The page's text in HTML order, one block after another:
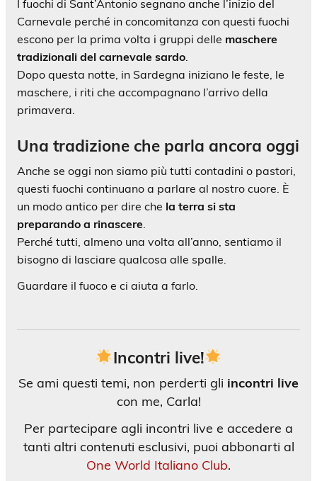
I fuochi di Sant’Antonio segnano anche l’inizio del
Carnevale perché in concomitanza con questi fuochi
escono per la prima volta i gruppi delle maschere
tradizionali del carnevale sardo.
Dopo questa notte, in Sardegna iniziano le feste, le
maschere, i riti che accompagnano l’arrivo della
primavera.
Una tradizione che parla ancora oggi
Anche se oggi non siamo più tutti contadini o pastori,
questi fuochi continuano a parlare al nostro cuore. È
un modo antico per dire che la terra si sta
preparando a rinascere.
Perché tutti, almeno una volta all’anno, sentiamo il
bisogno di lasciare qualcosa alle spalle.
Guardare il fuoco e ci aiuta a farlo.
Incontri live!
Se ami questi temi, non perderti gli incontri live
con me, Carla!
Per partecipare agli incontri live e accedere a
tanti altri contenuti esclusivi, puoi abbonarti al
One World Italiano Club.